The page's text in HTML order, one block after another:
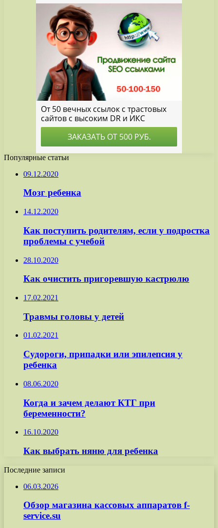
Популярные статьи
09.12.2020
Мозг ребенка
14.12.2020
Как поступить родителям, если у подростка
проблемы с учебой
28.10.2020
Как очистить пригоревшую кастрюлю
17.02.2021
Травмы головы у детей
01.02.2021
Судороги, припадки или эпилепсия у
ребенка
08.06.2020
Когда и зачем делают КТГ при
беременности?
16.10.2020
Как выбрать няню для ребенка
Последние записи
06.03.2026
Обзор магазина кассовых аппаратов f-
service.su